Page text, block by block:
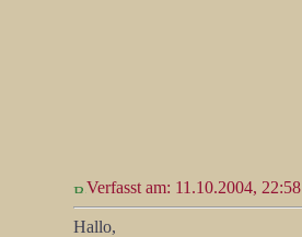
Verfasst am: 11.10.2004, 22:58
Hallo,